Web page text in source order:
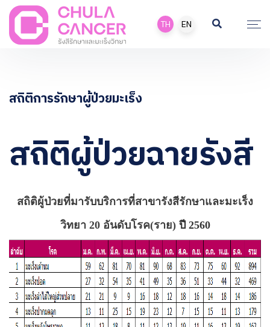
TH EN
สถิติการรักษาผู้ป่วยมะเร็ง
สถิติผู้ป่วยฉายรังสี
สถิติผู้ป่วยที่มารับบริการที่สาขารังสีรักษาและมะเร็ง
วิทยา 20 อันดับโรค(ราย) ปี 2560